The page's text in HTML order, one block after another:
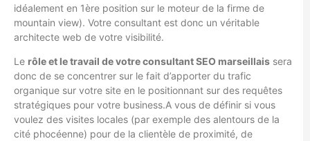
idéalement en 1ère position sur le moteur de la firme de
mountain view). Votre consultant est donc un véritable
architecte web de votre visibilité.
Le rôle et le travail de votre consultant SEO marseillais sera
donc de se concentrer sur le fait d’apporter du trafic
organique sur votre site en le positionnant sur des requêtes
stratégiques pour votre business.A vous de définir si vous
voulez des visites locales (par exemple des alentours de la
cité phocéenne) pour de la clientèle de proximité, de